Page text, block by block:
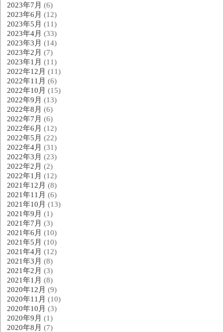
2023年7月 (6)
2023年6月 (12)
2023年5月 (11)
2023年4月 (33)
2023年3月 (14)
2023年2月 (7)
2023年1月 (11)
2022年12月 (11)
2022年11月 (6)
2022年10月 (15)
2022年9月 (13)
2022年8月 (6)
2022年7月 (6)
2022年6月 (12)
2022年5月 (22)
2022年4月 (31)
2022年3月 (23)
2022年2月 (2)
2022年1月 (12)
2021年12月 (8)
2021年11月 (6)
2021年10月 (13)
2021年9月 (1)
2021年7月 (3)
2021年6月 (10)
2021年5月 (10)
2021年4月 (12)
2021年3月 (8)
2021年2月 (3)
2021年1月 (8)
2020年12月 (9)
2020年11月 (10)
2020年10月 (3)
2020年9月 (1)
2020年8月 (7)